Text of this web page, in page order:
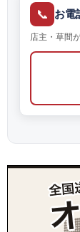
📞 お電
店主・草間